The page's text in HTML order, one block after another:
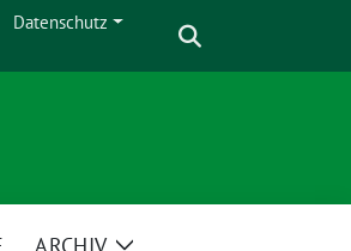
Datenschutz
Zeige
ARCHIV